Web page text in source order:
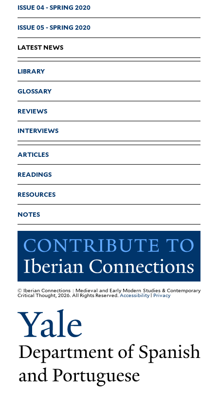
ISSUE 04 - SPRING 2020
ISSUE 05 - SPRING 2020
LATEST NEWS
LIBRARY
GLOSSARY
REVIEWS
INTERVIEWS
ARTICLES
READINGS
RESOURCES
NOTES
© Iberian Connections : Medieval and Early Modern Studies & Contemporary
Critical Thought, 2026. All Rights Reserved. Accessibility| Privacy